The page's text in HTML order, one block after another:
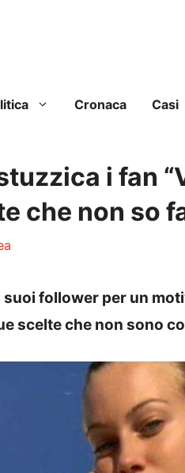
Cronaca Casi
i fan
che non so
follower per un
scelte che non sono